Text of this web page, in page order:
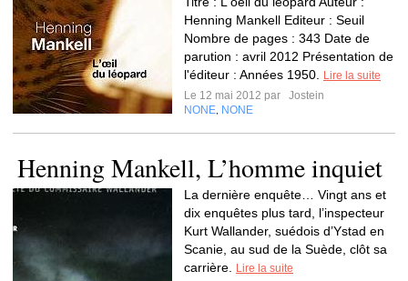
Henning Mankell Editeur : Seuil
Nombre de pages : 343 Date de
parution : avril 2012 Présentation de
l'éditeur : Années 1950.
Lire la suite
Le 12 mai 2012 par
Jostein
NONE NONE
Henning Mankell, L’homme inquiet
La dernière enquête… Vingt ans et
dix enquêtes plus tard, l’inspecteur
Kurt Wallander, suédois d’Ystad en
Scanie, au sud de la Suède, clôt sa
carrière.
Lire la suite